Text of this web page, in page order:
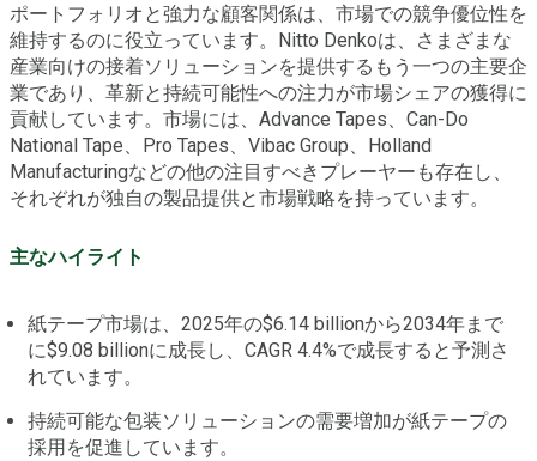
ポートフォリオと強力な顧客関係は、市場での競争優位性を
維持するのに役立っています。Nitto Denkoは、さまざまな
産業向けの接着ソリューションを提供するもう一つの主要企
業であり、革新と持続可能性への注力が市場シェアの獲得に
貢献しています。市場には、Advance Tapes、Can-Do
National Tape、Pro Tapes、Vibac Group、Holland
Manufacturingなどの他の注目すべきプレーヤーも存在し、
それぞれが独自の製品提供と市場戦略を持っています。
主なハイライト
紙テープ市場は、2025年の$6.14 billionから2034年まで
に$9.08 billionに成長し、CAGR 4.4%で成長すると予測さ
れています。
持続可能な包装ソリューションの需要増加が紙テープの
採用を促進しています。